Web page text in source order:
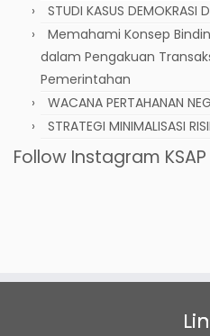
STUDI KASUS DEMOKRASI
Memahami Konsep
dalam Pengakuan
Pemerintahan
WACANA PERTAHANAN
STRATEGI MINIMALISASI
Follow Instagram KSAP